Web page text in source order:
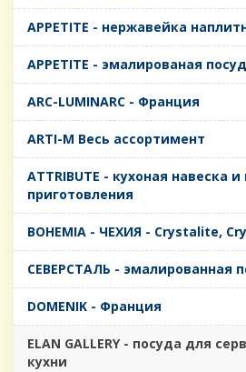
APPETITE - нержавейка
APPETITE - эмалированая
ARC-LUMINARC - Франция
ARTI-M Весь ассортимент
ATTRIBUTE - кухоная навеска
приготовления
BOHEMIA - ЧЕХИЯ - Crystalite,
CЕВЕРСТАЛЬ - эмалированная
DOMENIK - Франция
ELAN GALLERY - посуда для
кухни